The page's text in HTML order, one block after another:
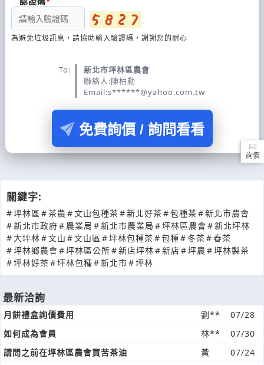
為避免垃圾訊息，請協助輸入驗證碼，謝謝您的耐心
To:
新北市坪林區農會
聯絡人:陳柏勳
Email:s******@yahoo.com.tw
免費詢價 / 詢問看看
關鍵字:
#坪林區 #茶農#文山包種茶#新北好茶#包種茶#新北市農會
#新北市政府# 農業局 #新北市農業局 #坪林區農會#新北坪林
#大坪林#文山 #文山區 #坪林包種茶#包種#冬茶#春茶
#坪林鄉農會#坪林區公所#新店坪林#新店#坪農#坪林製茶
#坪林好茶#坪林包種#新北市#坪林
最新洽詢
月餅禮盒詢價費用 劉**
07/28
如何成為會員
林**
07/30
請問之前在坪林區農會買苦茶油
黃
07/24
詢價